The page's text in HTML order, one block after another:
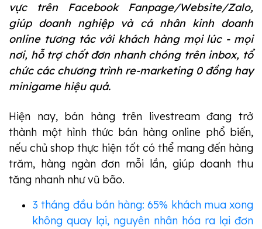
vực trên Facebook Fanpage/Website/Zalo,
giúp doanh nghiệp và cá nhân kinh doanh
online tương tác với khách hàng mọi lúc - mọi
nơi, hỗ trợ chốt đơn nhanh chóng trên inbox, tổ
chức các chương trình re-marketing 0 đồng hay
minigame hiệu quả.
Hiện nay, bán hàng trên livestream đang trở
thành một hình thức bán hàng online phổ biến,
nếu chủ shop thực hiện tốt có thể mang đến hàng
trăm, hàng ngàn đơn mỗi lần, giúp doanh thu
tăng nhanh như vũ bão.
3 tháng đầu bán hàng: 65% khách mua xong
không quay lại, nguyên nhân hóa ra lại đơn